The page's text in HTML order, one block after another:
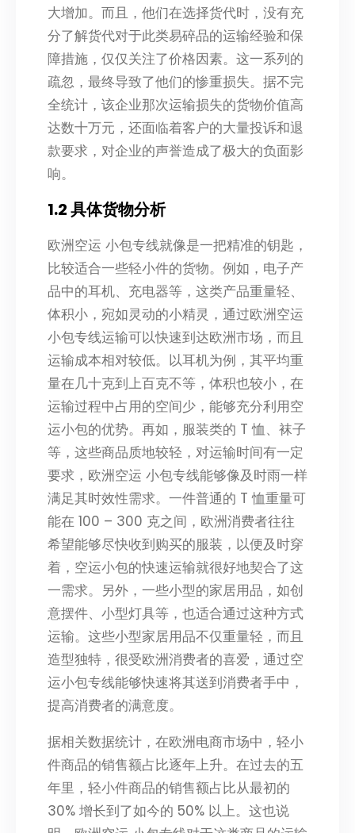
大增加。而且，他们在选择货代时，没有充
分了解货代对于此类易碎品的运输经验和保
障措施，仅仅关注了价格因素。这一系列的
疏忽，最终导致了他们的惨重损失。据不完
全统计，该企业那次运输损失的货物价值高
达数十万元，还面临着客户的大量投诉和退
款要求，对企业的声誉造成了极大的负面影
响。
1.2 具体货物分析
欧洲空运 小包专线就像是一把精准的钥匙，
比较适合一些轻小件的货物。例如，电子产
品中的耳机、充电器等，这类产品重量轻、
体积小，宛如灵动的小精灵，通过欧洲空运
小包专线运输可以快速到达欧洲市场，而且
运输成本相对较低。以耳机为例，其平均重
量在几十克到上百克不等，体积也较小，在
运输过程中占用的空间少，能够充分利用空
运小包的优势。再如，服装类的 T 恤、袜子
等，这些商品质地较轻，对运输时间有一定
要求，欧洲空运 小包专线能够像及时雨一样
满足其时效性需求。一件普通的 T 恤重量可
能在 100 – 300 克之间，欧洲消费者往往
希望能够尽快收到购买的服装，以便及时穿
着，空运小包的快速运输就很好地契合了这
一需求。另外，一些小型的家居用品，如创
意摆件、小型灯具等，也适合通过这种方式
运输。这些小型家居用品不仅重量轻，而且
造型独特，很受欧洲消费者的喜爱，通过空
运小包专线能够快速将其送到消费者手中，
提高消费者的满意度。
据相关数据统计，在欧洲电商市场中，轻小
件商品的销售额占比逐年上升。在过去的五
年里，轻小件商品的销售额占比从最初的
30% 增长到了如今的 50% 以上。这也说